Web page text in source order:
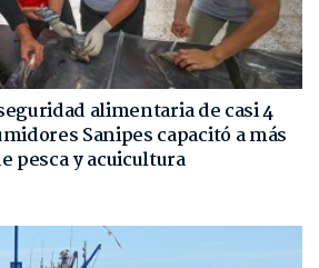
alimentaria de casi 4
Sanipes capacitó a más
pesca y acuicultura